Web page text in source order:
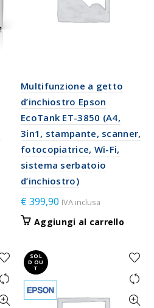
Multifunzione a getto
d’inchiostro Epson
EcoTank ET-3850 (A4,
3in1, stampante, scanner,
fotocopiatrice, Wi-Fi,
sistema serbatoio
d’inchiostro)
€399,90 IVA inclusa
Aggiungi al carrello
SOL
D OU
T